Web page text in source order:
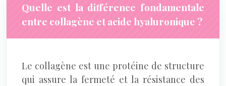
Quelle est la différence fondamentale
entre collagène et acide hyaluronique ?
Le collagène est une protéine de structure
qui assure la fermeté et la résistance des